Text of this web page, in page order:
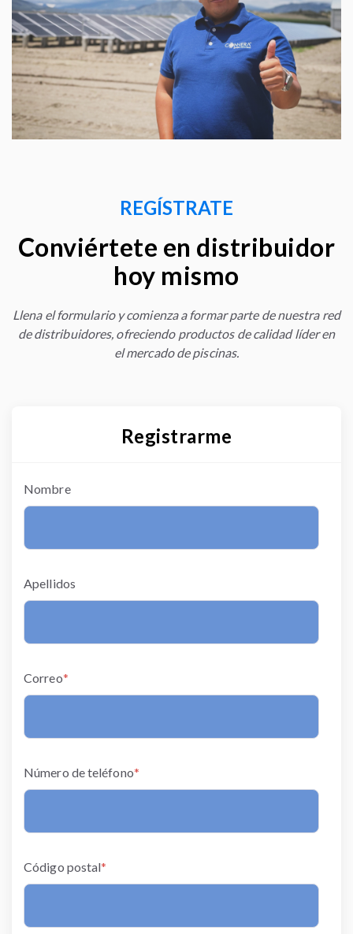
REGÍSTRATE
Conviértete en distribuidor
hoy mismo
Llena el formulario y comienza a formar parte de nuestra red
de distribuidores, ofreciendo productos de calidad líder en
el mercado de piscinas.
Registrarme
Nombre
Apellidos
Correo*
Número de teléfono*
Código postal*